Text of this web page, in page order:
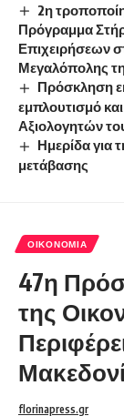
2η
Πρόγραμμα
Επιχειρήσεων
Μεγαλόπολης
Πρόσκληση
εμπλουτισμό
Αξιολογητών
Ημερίδα για
μετάβασης
ΟΙΚΟΝΟΜΊΑ
47η
της
florinapress.gr